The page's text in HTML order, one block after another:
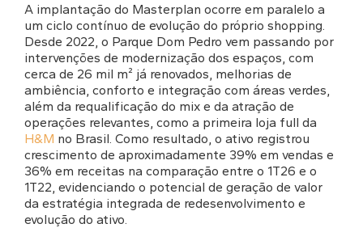
A implantação do Masterplan ocorre em paralelo a
um ciclo contínuo de evolução do próprio shopping.
Desde 2022, o Parque Dom Pedro vem passando por
intervenções de modernização dos espaços, com
cerca de 26 mil m² já renovados, melhorias de
ambiência, conforto e integração com áreas verdes,
além da requalificação do mix e da atração de
operações relevantes, como a primeira loja full da
H&M no Brasil. Como resultado, o ativo registrou
crescimento de aproximadamente 39% em vendas e
36% em receitas na comparação entre o 1T26 e o
1T22, evidenciando o potencial de geração de valor
da estratégia integrada de redesenvolvimento e
evolução do ativo.